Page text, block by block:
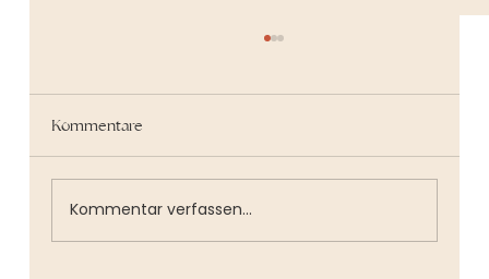
Kommentare
Kommentar verfassen...